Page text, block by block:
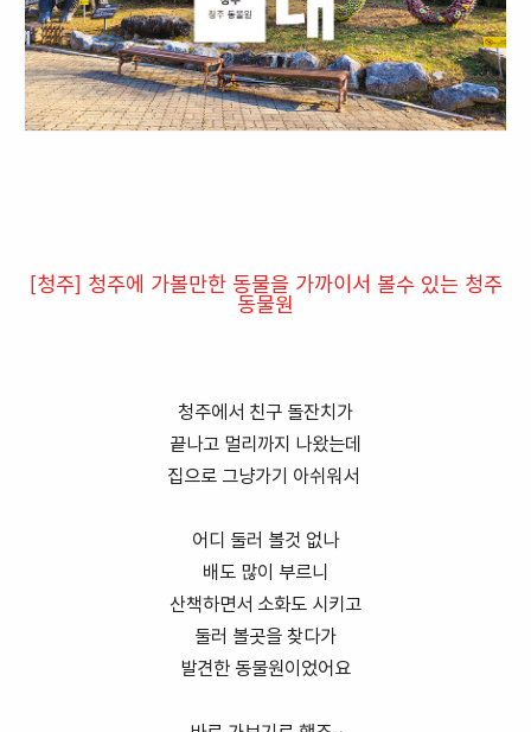
[청주] 청주에 가볼만한 동물을 가까이서 볼수 있는 청주
동물원
청주에서 친구 돌잔치가
끝나고 멀리까지 나왔는데
집으로 그냥가기 아쉬워서
어디 둘러 볼것 없나
배도 많이 부르니
산책하면서 소화도 시키고
둘러 볼곳을 찾다가
발견한 동물원이었어요